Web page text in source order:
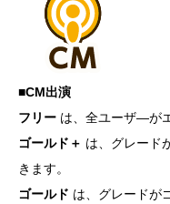
■CM出演
フリー は、全ユーザ―が
ゴールド＋ は、グレード
きます。
ゴールド は、グレードが